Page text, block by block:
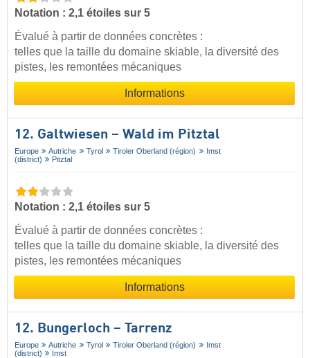
Notation : 2,1 étoiles sur 5
Évalué à partir de données concrètes :
telles que la taille du domaine skiable, la diversité des
pistes, les remontées mécaniques
Informations
12. Galtwiesen – Wald im Pitztal
Europe Autriche Tyrol Tiroler Oberland (région)
Imst
(district)
Pitztal
Notation : 2,1 étoiles sur 5
Évalué à partir de données concrètes :
telles que la taille du domaine skiable, la diversité des
pistes, les remontées mécaniques
Informations
12. Bungerloch – Tarrenz
Europe Autriche Tyrol Tiroler Oberland (région)
Imst
(district)
Imst